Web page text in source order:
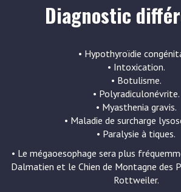
Diagnostic
• Hypothyroïdie
• Intoxication.
• Botulisme.
• Polyradiculonévrite.
• Myasthenia gravis.
• Maladie de surcharge
• Paralysie à tiques.
• Le mégaoesophage sera plus
Dalmatien et le Chien de Montagne des
Rottweiler.